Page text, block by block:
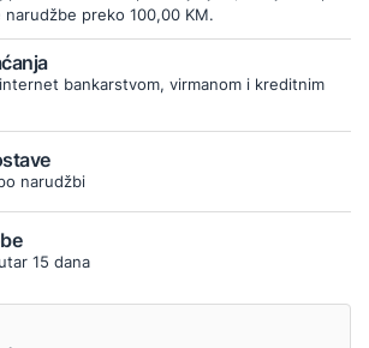
narudžbe preko 100,00 KM.
bankarstvom, virmanom i kreditnim
narudžbi
15 dana